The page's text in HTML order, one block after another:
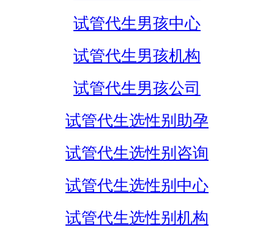
试管代生男孩中心
试管代生男孩机构
试管代生男孩公司
试管代生选性别助孕
试管代生选性别咨询
试管代生选性别中心
试管代生选性别机构